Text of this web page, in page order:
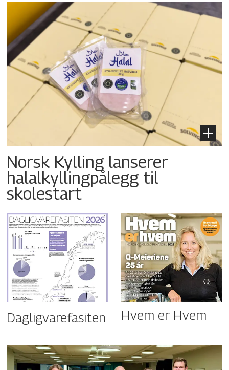
Norsk Kylling lanserer
halalkyllingpålegg til
skolestart
Dagligvarefasiten Hvem er Hvem